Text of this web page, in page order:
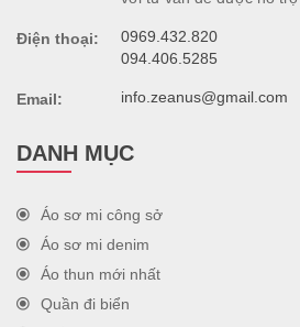
Điện thoại:
0969.432.820
094.406.5285
Email: info.zeanus@gmail.com
DANH MỤC
Áo sơ mi công sở
Áo sơ mi denim
Áo thun mới nhất
Quần đi biển